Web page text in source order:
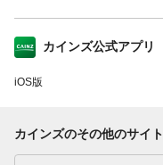
カインズ公式アプリ
iOS版
カインズのその他のサイト